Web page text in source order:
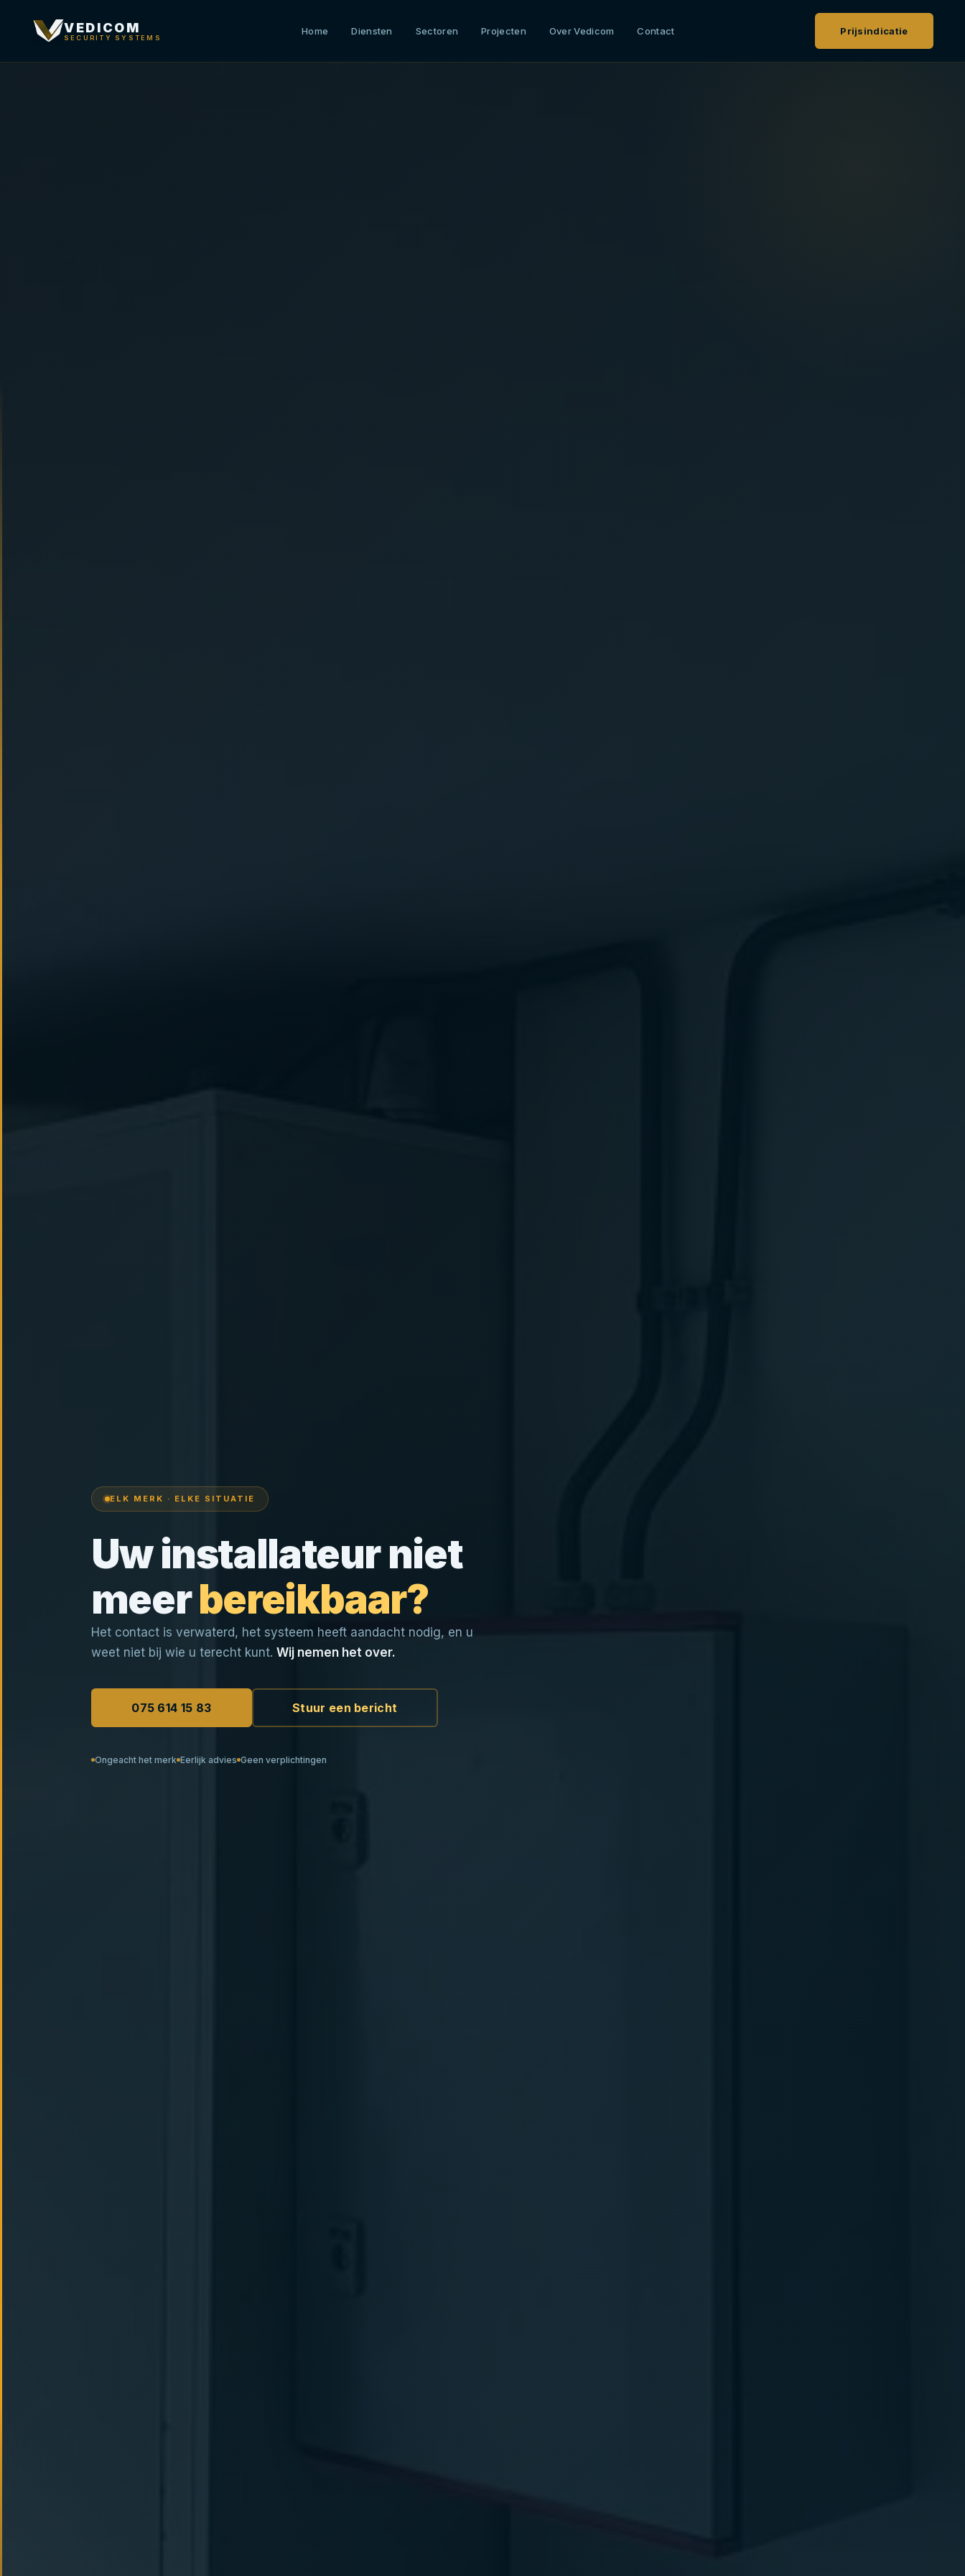
VEDICOM
SECURITY SYSTEMS
Home Diensten Sectoren Projecten Over Vedicom Contact Prijsindicatie
ELK MERK · ELKE SITUATIE
Uw installateur niet
meerbereikbaar?
Het contact is verwaterd, het systeem heeft aandacht nodig, en u
weet niet bij wie u terecht kunt. Wij nemen het over.
075 614 15 83 Stuur een bericht
Ongeacht het merk Eerlijk advies Geen verplichtingen